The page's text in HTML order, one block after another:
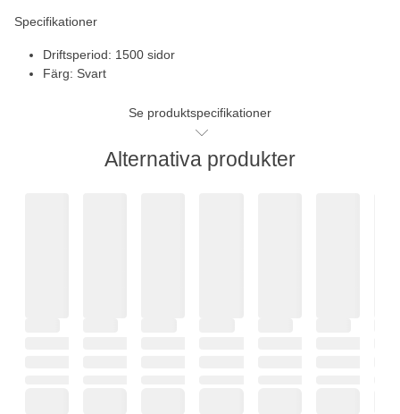
Specifikationer
Driftsperiod: 1500 sidor
Färg: Svart
Se produktspecifikationer
Alternativa produkter